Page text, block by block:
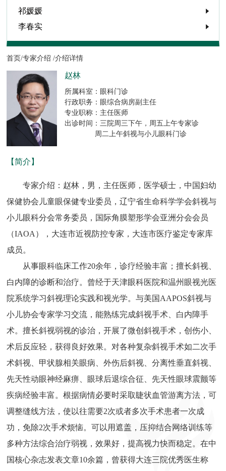
祁媛媛
李春实
首页/专家介绍 /介绍详情
赵林
所属科室：眼科门诊
行政职务：眼综合病房副主任
专业职称：主任医师
出诊时间：三院周三下午，周五上午专家诊
周二上午斜视与小儿眼科门诊
【简介】
专家介绍：赵林，男，主任医师，医学硕士，中国妇幼
保健协会儿童眼保健专业委员，辽宁省生命科学学会斜视与
小儿眼科分会常务委员，国际角膜塑形学会亚洲分会会员
（IAOA），大连市近视防控专家，大连市医疗鉴定专家库
成员。
从事眼科临床工作20余年，诊疗经验丰富；擅长斜视、
白内障的诊断和治疗。曾经于天津眼科医院和温州眼视光医
院系统学习斜视理论实践和视光学。与美国AAPOS斜视与
小儿协会专家学习交流，能熟练完成斜视手术、白内障手
术。擅长斜视弱视的诊治，开展了微创斜视手术，创伤小、
术后反应轻，获得良好效果。对各种复杂斜视手术如二次手
术斜视、甲状腺相关眼病、外伤后斜视、分离性垂直斜视、
先天性动眼神经麻痹、眼球后退综合征、先天性眼球震颤等
疾病经验丰富。根据病情必要时采取睫状血管游离方法，可
调整缝线方法，使以往需要2次或者多次手术患者一次成
功，免除2次手术烦恼。可以用遮盖，压抑结合网络训练等
多种方法综合治疗弱视，效果好，提高视力快而稳定。在中
国核心杂志发表文章10余篇，曾获得大连三院优秀医生称